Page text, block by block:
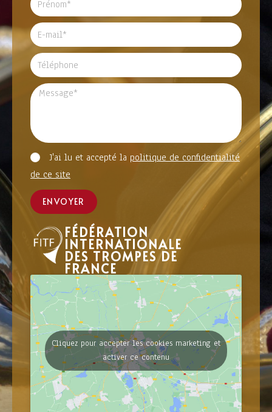
J'ai lu et accepté la politique de confidentialité
de ce site
ENVOYER
FÉDÉRATION
INTERNATIONALE
DES TROMPES DE
FRANCE
Cliquez pour accepter les cookies marketing et
activer ce contenu